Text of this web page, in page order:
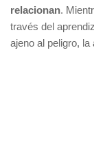
relacionan.
través del
ajeno al peligro, la